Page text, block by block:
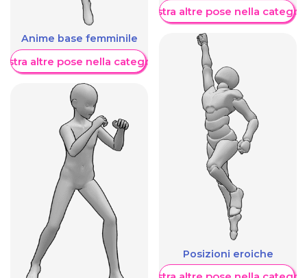
Anime base femminile
altre pose nella categoria
Mostra altre pose nella
Posizioni eroiche